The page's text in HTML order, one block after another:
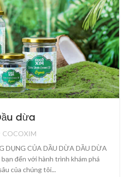
dừa
COCOXIM
DỤNG CỦA DẦU DỪA DẦU DỪA
đến với hành trình khám phá
của chúng tôi...